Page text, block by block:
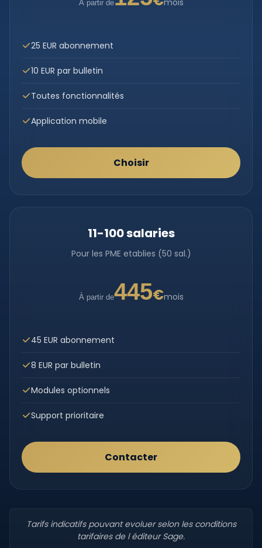
À partir de
25 EUR abonnement
10 EUR par bulletin
Toutes fonctionnalités
Application mobile
Choisir
11-100 salaries
Pour les PME etablies (50 sal.)
À partir de445€mois
45 EUR abonnement
8 EUR par bulletin
Modules optionnels
Support prioritaire
Contacter
Tarifs indicatifs pouvant evoluer selon les conditions
tarifaires de l éditeur Sage.